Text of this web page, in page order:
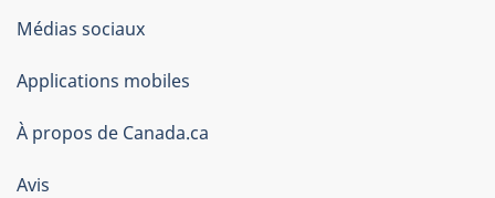
Organisation
du
gouvernement
du
Canada
Médias sociaux
Applications mobiles
À propos de Canada.ca
Avis